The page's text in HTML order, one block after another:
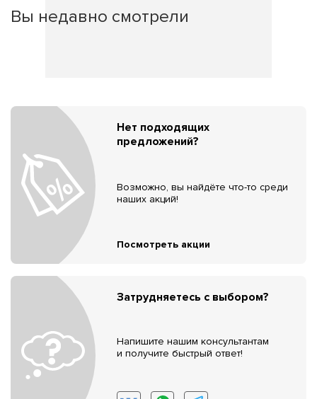
Вы недавно смотрели
Нет подходящих
предложений?
Возможно, вы найдёте что-то среди
наших акций!
Посмотреть акции
Затрудняетесь с выбором?
Напишите нашим консультантам
и получите быстрый ответ!